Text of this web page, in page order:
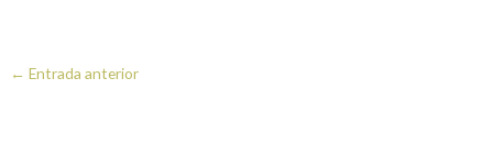
← Entrada anterior